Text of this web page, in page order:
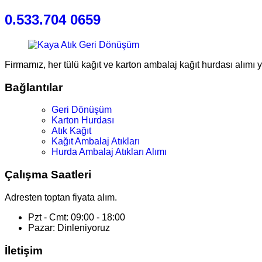
0.533.704 0659
Firmamız, her tülü kağıt ve karton ambalaj kağıt hurdası alımı
Bağlantılar
Geri Dönüşüm
Karton Hurdası
Atık Kağıt
Kağıt Ambalaj Atıkları
Hurda Ambalaj Atıkları Alımı
Çalışma Saatleri
Adresten toptan fiyata alım.
Pzt - Cmt: 09:00 - 18:00
Pazar: Dinleniyoruz
İletişim